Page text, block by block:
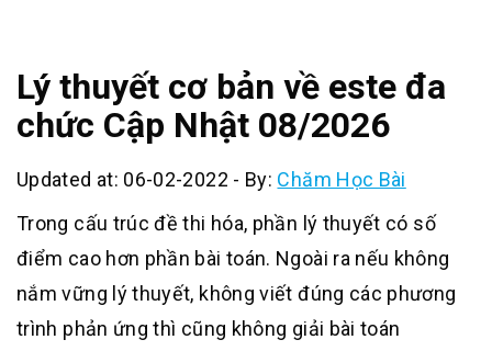
Lý thuyết cơ bản về este đa
chức Cập Nhật 08/2026
Updated at: 06-02-2022 - By: Chăm Học Bài
Trong cấu trúc đề thi hóa, phần lý thuyết có số
điểm cao hơn phần bài toán. Ngoài ra nếu không
nắm vững lý thuyết, không viết đúng các phương
trình phản ứng thì cũng không giải bài toán